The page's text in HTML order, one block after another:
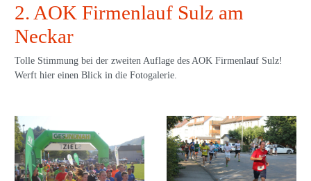
2. AOK Firmenlauf Sulz am
Neckar
Tolle Stimmung bei der zweiten Auflage des AOK Firmenlauf Sulz!
Werft hier einen Blick in die Fotogalerie.